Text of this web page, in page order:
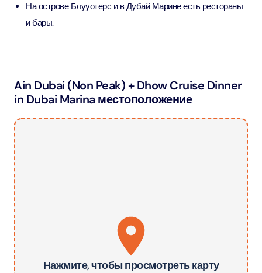
На острове Блууотерс и в Дубай Марине есть рестораны
и бары.
Ain Dubai (Non Peak) + Dhow Cruise Dinner
in Dubai Marina местоположение
Нажмите, чтобы просмотреть карту